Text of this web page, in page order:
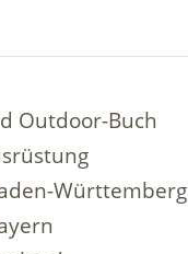
Outdoor-Buch
Württemberg